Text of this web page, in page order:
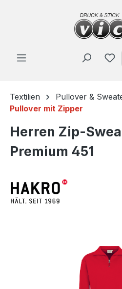
Zum Hauptinhalt springen
Textilien
Pullover &
Pullover mit Zipper
Herren Zip-
Premium 451